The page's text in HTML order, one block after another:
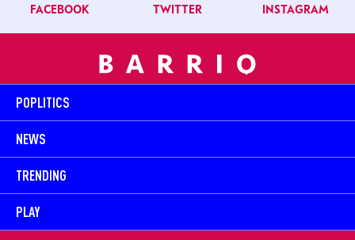
FACEBOOK TWITTER INSTAGRAM
POPLITICS
NEWS
TRENDING
PLAY